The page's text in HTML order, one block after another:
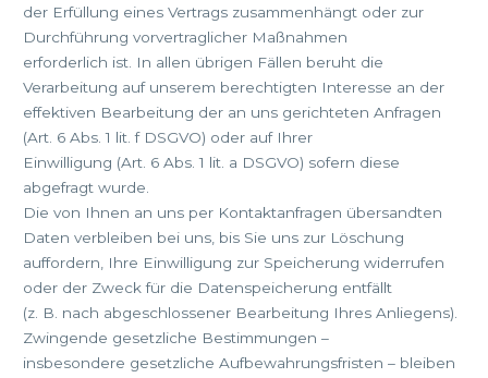
der Erfüllung eines Vertrags zusammenhängt oder zur
Durchführung vorvertraglicher Maßnahmen
erforderlich ist. In allen übrigen Fällen beruht die
Verarbeitung auf unserem berechtigten Interesse an der
effektiven Bearbeitung der an uns gerichteten Anfragen
(Art. 6 Abs. 1 lit. f DSGVO) oder auf Ihrer
Einwilligung (Art. 6 Abs. 1 lit. a DSGVO) sofern diese
abgefragt wurde.
Die von Ihnen an uns per Kontaktanfragen übersandten
Daten verbleiben bei uns, bis Sie uns zur Löschung
auffordern, Ihre Einwilligung zur Speicherung widerrufen
oder der Zweck für die Datenspeicherung entfällt
(z. B. nach abgeschlossener Bearbeitung Ihres Anliegens).
Zwingende gesetzliche Bestimmungen –
insbesondere gesetzliche Aufbewahrungsfristen – bleiben